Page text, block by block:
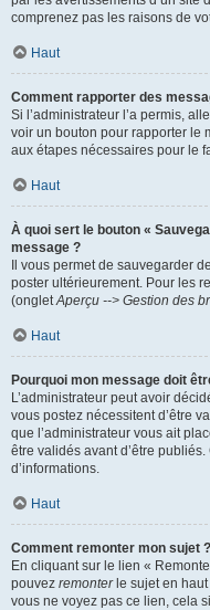
comprenez pas les raisons de
Haut
Comment rapporter des
Si l’administrateur l’a permis,
voir un bouton pour rapporter le
aux étapes nécessaires pour le
Haut
À quoi sert le bouton «
message ?
Il vous permet de sauvegarder
poster ultérieurement. Pour les
(ongletAperçu --> Gestion des
Haut
Pourquoi mon message doit
L’administrateur peut avoir
vous postez nécessitent d’être
que l’administrateur vous ait
être validés avant d’être
d’informations.
Haut
Comment remonter mon sujet ?
En cliquant sur le lien «
pouvez remonterle sujet en haut
vous ne voyez pas ce lien, cela